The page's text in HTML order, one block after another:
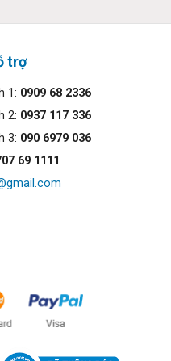
thị của của máy làm
trợ
1: 0909 68 2336
2: 0937 117 336
3: 090 6979 036
69 1111